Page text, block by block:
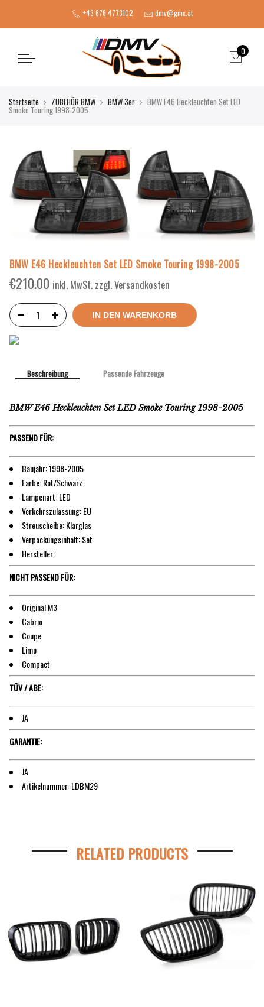
+43 676 4773102 dmv@gmx.at
0
Startseite ZUBEHÖR BMW BMW 3er BMW E46 Heckleuchten Set LED
Smoke Touring 1998-2005
BMW E46 Heckleuchten Set LED Smoke Touring 1998-2005
€210.00 inkl. MwSt. zzgl. Versandkosten
IN DEN WARENKORB
Beschreibung Passende Fahrzeuge
BMW E46 Heckleuchten Set LED Smoke Touring 1998-2005
PASSEND FÜR:
Baujahr: 1998-2005
Farbe: Rot/Schwarz
Lampenart: LED
Verkehrszulassung: EU
Streuscheibe: Klarglas
Verpackungsinhalt: Set
Hersteller:
NICHT PASSEND FÜR:
Original M3
Cabrio
Coupe
Limo
Compact
TÜV / ABE:
JA
GARANTIE:
JA
Artikelnummer: LDBM29
RELATED PRODUCTS